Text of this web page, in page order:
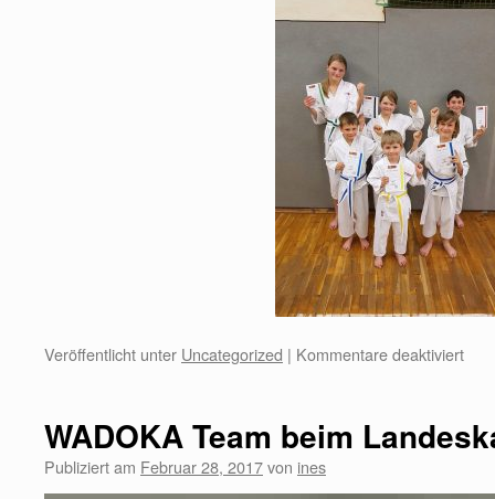
Veröffentlicht unter Uncategorized | Kommentare deaktiviert
WADOKA Team beim
Publiziert am Februar 28, 2017von ines